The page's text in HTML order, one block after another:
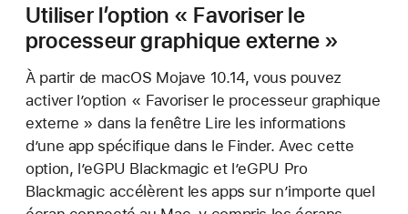
Utiliser l’option « Favoriser le
processeur graphique externe »
À partir de macOS Mojave 10.14, vous pouvez
activer l’option « Favoriser le processeur graphique
externe » dans la fenêtre Lire les informations
d’une app spécifique dans le Finder. Avec cette
option, l’eGPU Blackmagic et l’eGPU Pro
Blackmagic accélèrent les apps sur n’importe quel